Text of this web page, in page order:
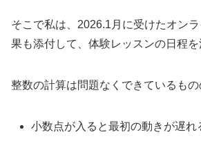
そこで私は、2026.1月に受けたオン
果も添付して、体験レッスンの日程を
整数の計算は問題なくできているもの
小数点が入ると最初の動きが遅れ